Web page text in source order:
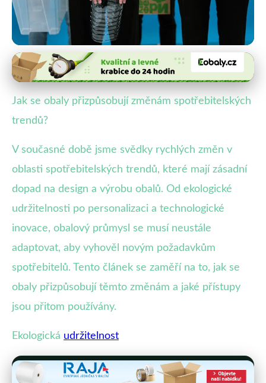
Obaly a spotřební chování
Jak se obaly mění s trendem
udržitelnosti a personalizace?
Jak se obaly přizpůsobují změnám spotřebitelských
trendů?
V současné době jsme svědky rychlých změn v
oblasti spotřebitelských trendů, které mají zásadní
dopad na design a výrobu obalů. Od ekologické
udržitelnosti po personalizaci a technologické
inovace, obalový průmysl se musí neustále
adaptovat, aby vyhověl novým požadavkům
spotřebitelů. Tento článek se zaměří na to, jak se
obaly přizpůsobují těmto změnám a jaké přístupy
jsou přitom používány.
Ekologická udržitelnost